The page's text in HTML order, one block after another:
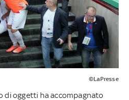
©LaPresse
di oggetti ha accompagnato